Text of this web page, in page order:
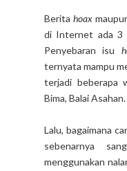
Berita hoax
di Internet ada 3
Penyebaran isu
ternyata mampu
terjadi beberapa
Bima, Balai Asahan.
Lalu, bagaimana
sebenarnya
menggunakan